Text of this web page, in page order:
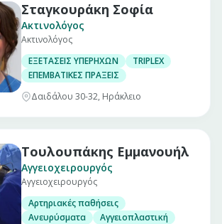
Σταγκουράκη Σοφία
Ακτινολόγος
Ακτινολόγος
ΕΞΕΤΑΣΕΙΣ ΥΠΕΡΗΧΩΝ
TRIPLEX
ΕΠΕΜΒΑΤΙΚΕΣ ΠΡΑΞΕΙΣ
Δαιδάλου 30-32, Ηράκλειο
Τουλουπάκης Εμμανουήλ
Αγγειοχειρουργός
Αγγειοχειρουργός
Αρτηριακές παθήσεις
Ανευρύσματα
Αγγειοπλαστική